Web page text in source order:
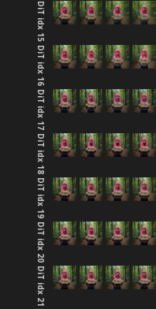
DiT idx 15
DiT idx 16
DiT idx 17
DiT idx 18
DiT idx 19
DiT idx 20
DiT idx 21